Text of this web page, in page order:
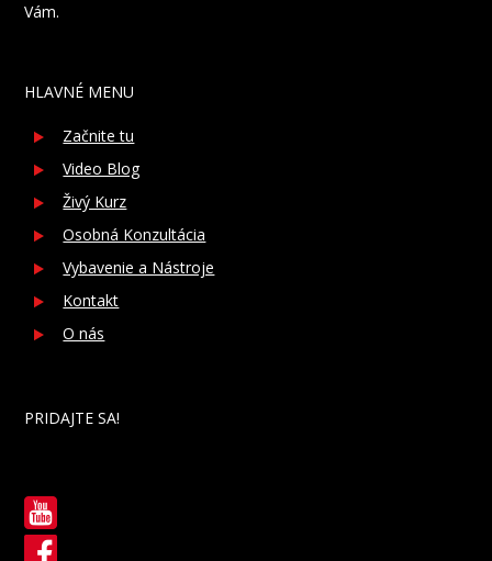
Vám.
HLAVNÉ MENU
Začnite tu
Video Blog
Živý Kurz
Osobná Konzultácia
Vybavenie a Nástroje
Kontakt
O nás
PRIDAJTE SA!